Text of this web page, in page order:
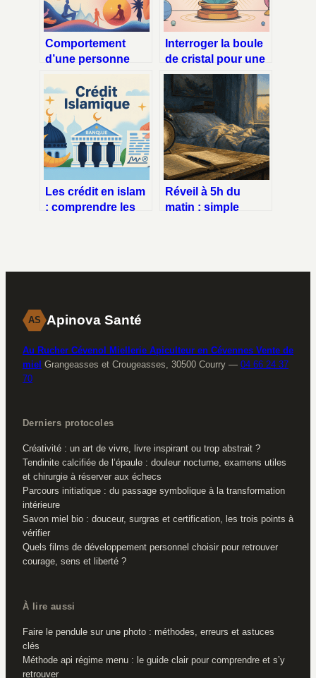
Comportement
d’une personne
explications et
pistes pour agir
Interroger la boule
de cristal pour une
voyance positive et
éclairante
Les crédit en islam
: comprendre les
Réveil à 5h du
matin : simple
AS Apinova Santé
Au Rucher Cévenol Miellerie Apiculteur en Cévennes Vente de
miel Grangeasses et Crougeasses, 30500 Courry — 04 66 24 37
70
Derniers protocoles
Créativité : un art de vivre, livre inspirant ou trop abstrait ?
Tendinite calcifiée de l’épaule : douleur nocturne, examens utiles
et chirurgie à réserver aux échecs
Parcours initiatique : du passage symbolique à la transformation
intérieure
Savon miel bio : douceur, surgras et certification, les trois points à
vérifier
Quels films de développement personnel choisir pour retrouver
courage, sens et liberté ?
À lire aussi
Faire le pendule sur une photo : méthodes, erreurs et astuces
clés
Méthode api régime menu : le guide clair pour comprendre et s’y
retrouver